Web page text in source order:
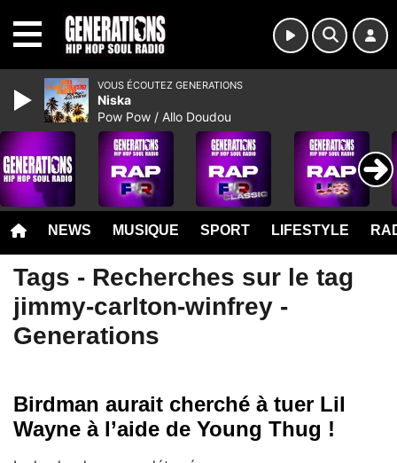
NEWS MUSIQUE SPORT LIFESTYLE
Tags - Recherches sur le tag
jimmy-carlton-winfrey -
Generations
Birdman aurait cherché à tuer Lil
Wayne à l’aide de Young Thug !
VOUS ÉCOUTEZ GENERATIONS
Niska
Pow Pow / Allo Doudou